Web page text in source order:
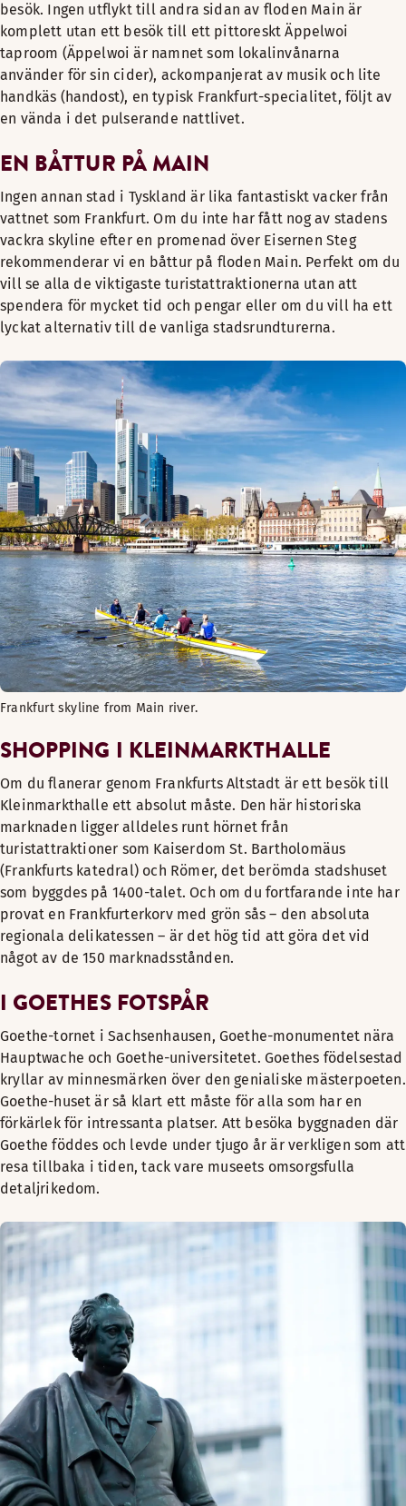
besök. Ingen utflykt till andra sidan av floden Main är
komplett utan ett besök till ett pittoreskt Äppelwoi
taproom (Äppelwoi är namnet som lokalinvånarna
använder för sin cider), ackompanjerat av musik och lite
handkäs (handost), en typisk Frankfurt-specialitet, följt av
en vända i det pulserande nattlivet.
EN BÅTTUR PÅ MAIN
Ingen annan stad i Tyskland är lika fantastiskt vacker från
vattnet som Frankfurt. Om du inte har fått nog av stadens
vackra skyline efter en promenad över Eisernen Steg
rekommenderar vi en båttur på floden Main. Perfekt om du
vill se alla de viktigaste turistattraktionerna utan att
spendera för mycket tid och pengar eller om du vill ha ett
lyckat alternativ till de vanliga stadsrundturerna.
Frankfurt skyline from Main river.
SHOPPING I KLEINMARKTHALLE
Om du flanerar genom Frankfurts Altstadt är ett besök till
Kleinmarkthalle ett absolut måste. Den här historiska
marknaden ligger alldeles runt hörnet från
turistattraktioner som Kaiserdom St. Bartholomäus
(Frankfurts katedral) och Römer, det berömda stadshuset
som byggdes på 1400-talet. Och om du fortfarande inte har
provat en Frankfurterkorv med grön sås – den absoluta
regionala delikatessen – är det hög tid att göra det vid
något av de 150 marknadsstånden.
I GOETHES FOTSPÅR
Goethe-tornet i Sachsenhausen, Goethe-monumentet nära
Hauptwache och Goethe-universitetet. Goethes födelsestad
kryllar av minnesmärken över den genialiske mästerpoeten.
Goethe-huset är så klart ett måste för alla som har en
förkärlek för intressanta platser. Att besöka byggnaden där
Goethe föddes och levde under tjugo år är verkligen som att
resa tillbaka i tiden, tack vare museets omsorgsfulla
detaljrikedom.